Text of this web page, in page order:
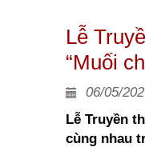
Lễ
“Muối
06/05/
Lễ Truyền
cùng nhau